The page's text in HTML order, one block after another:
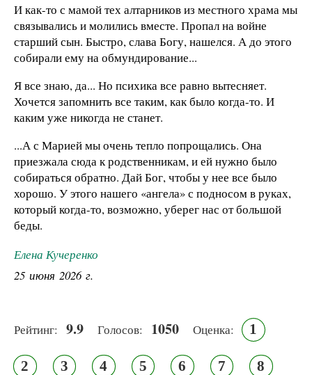
И как-то с мамой тех алтарников из местного храма мы
связывались и молились вместе. Пропал на войне
старший сын. Быстро, слава Богу, нашелся. А до этого
собирали ему на обмундирование...
Я все знаю, да... Но психика все равно вытесняет.
Хочется запомнить все таким, как было когда-то. И
каким уже никогда не станет.
...А с Марией мы очень тепло попрощались. Она
приезжала сюда к родственникам, и ей нужно было
собираться обратно. Дай Бог, чтобы у нее все было
хорошо. У этого нашего «ангела» с подносом в руках,
который когда-то, возможно, уберег нас от большой
беды.
Елена Кучеренко
25 июня 2026 г.
Рейтинг: 9.9 Голосов: 1050 Оценка: 1
2 3 4 5 6 7 8